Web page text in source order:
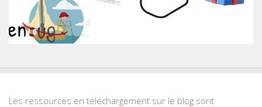
Les ressources en téléchargement sur le blog sont